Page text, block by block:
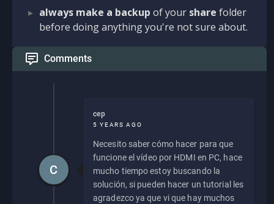
always make a backup of your share folder
before doing anything you're not sure about.
Comments
cep
5 YEARS AGO
Necesito saber cómo hacer para que
funcione el vídeo por HDMI en PC, hace
mucho tiempo estoy buscando la
solución, si pueden hacer un tutorial les
agradezco ya que vi que hay muchos
C